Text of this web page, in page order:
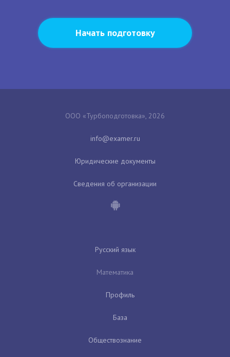
Начать подготовку
ООО «Турбоподготовка», 2026
Юридические документы
Сведения об организации
Русский язык
Математика
Профиль
База
Обществознание